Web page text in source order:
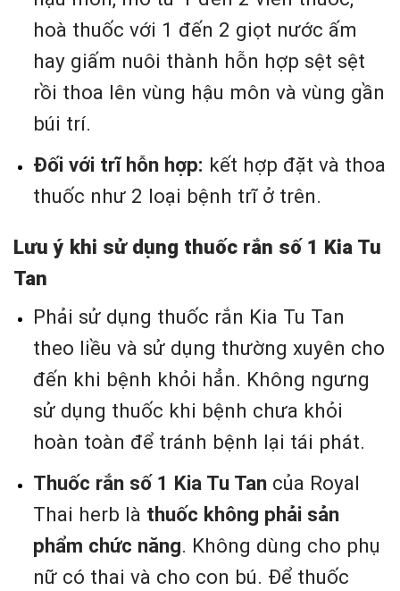
hoà thuốc với 1 đến 2 giọt nước ấm
hay giấm nuôi thành hỗn hợp sệt sệt
rồi thoa lên vùng hậu môn và vùng gần
búi trí.
Đối với trĩ hỗn hợp: kết hợp đặt và thoa
thuốc như 2 loại bệnh trĩ ở trên.
Lưu ý khi sử dụng thuốc rắn số 1 Kia Tu
Tan
Phải sử dụng thuốc rắn Kia Tu Tan
theo liều và sử dụng thường xuyên cho
đến khi bệnh khỏi hẳn. Không ngưng
sử dụng thuốc khi bệnh chưa khỏi
hoàn toàn để tránh bệnh lại tái phát.
Thuốc rắn số 1 Kia Tu Tan của Royal
Thai herb là thuốc không phải sản
phẩm chức năng. Không dùng cho phụ
nữ có thai và cho con bú. Để thuốc